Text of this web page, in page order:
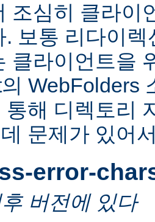
조심히 클라이
. 보통 리다이
클라이언트을
WebFolders
통해 디렉토리
문제가 있어
error-
버전에 있다